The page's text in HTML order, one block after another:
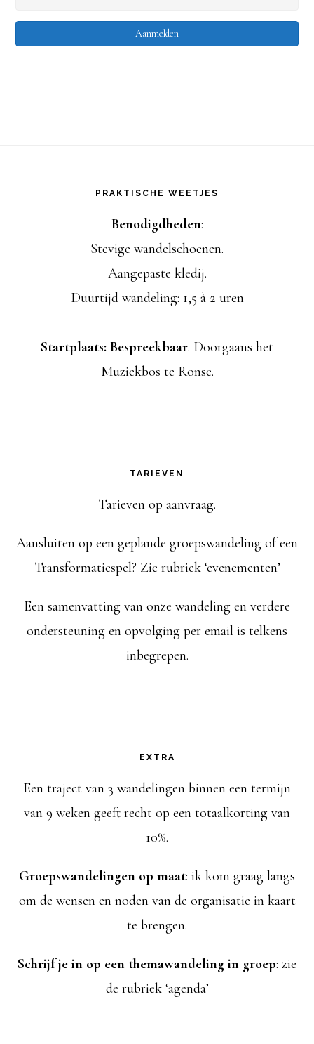
m
-
m
Aanmelden
PRAKTISCHE WEETJES
Benodigdheden:
Stevige wandelschoenen.
Aangepaste kledij.
Duurtijd wandeling: 1,5 à 2 uren
Startplaats: Bespreekbaar. Doorgaans het
Muziekbos te Ronse.
TARIEVEN
Tarieven op aanvraag.
Aansluiten op een geplande groepswandeling of een
Transformatiespel? Zie rubriek ‘evenementen’
Een samenvatting van onze wandeling en verdere
ondersteuning en opvolging per email is telkens
inbegrepen.
EXTRA
Een traject van 3 wandelingen binnen een termijn
van 9 weken geeft recht op een totaalkorting van
10%.
Groepswandelingen op maat: ik kom graag langs
om de wensen en noden van de organisatie in kaart
te brengen.
Schrijf je in op een themawandeling in groep: zie
de rubriek ‘agenda’